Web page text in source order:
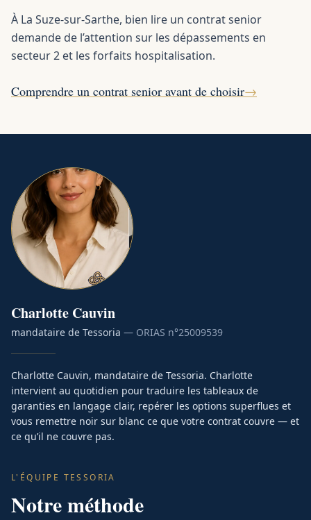
À La Suze-sur-Sarthe, bien lire un contrat senior
demande de l’attention sur les dépassements en
secteur 2 et les forfaits hospitalisation.
Comprendre un contrat senior avant de choisir→
Charlotte Cauvin
mandataire de Tessoria — ORIAS n°25009539
Charlotte Cauvin, mandataire de Tessoria. Charlotte
intervient au quotidien pour traduire les tableaux de
garanties en langage clair, repérer les options superflues et
vous remettre noir sur blanc ce que votre contrat couvre — et
ce qu’il ne couvre pas.
L'ÉQUIPE TESSORIA
Notre méthode